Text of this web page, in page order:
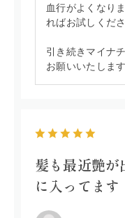
血行がよくなり
ればお試しくださ
引き続きマイナ
お願いいたします
髪も最近艶
に入ってます